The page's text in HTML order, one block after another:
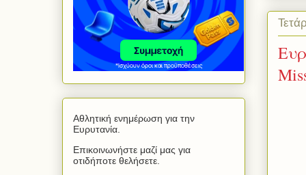
Αθλητική ενημέρωση για την
Ευρυτανία.
Επικοινωνήστε μαζί μας για
οτιδήποτε θελήσετε.